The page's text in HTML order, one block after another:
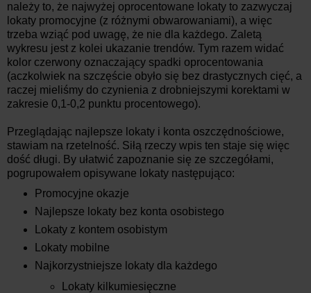
należy to, że najwyżej oprocentowane lokaty to zazwyczaj
lokaty promocyjne (z różnymi obwarowaniami), a więc
trzeba wziąć pod uwagę, że nie dla każdego. Zaletą
wykresu jest z kolei ukazanie trendów. Tym razem widać
kolor czerwony oznaczający spadki oprocentowania
(aczkolwiek na szczęście obyło się bez drastycznych cięć, a
raczej mieliśmy do czynienia z drobniejszymi korektami w
zakresie 0,1-0,2 punktu procentowego).
Przeglądając najlepsze lokaty i konta oszczędnościowe,
stawiam na rzetelność. Siłą rzeczy wpis ten staje się więc
dość długi. By ułatwić zapoznanie się ze szczegółami,
pogrupowałem opisywane lokaty następująco:
Promocyjne okazje
Najlepsze lokaty bez konta osobistego
Lokaty z kontem osobistym
Lokaty mobilne
Najkorzystniejsze lokaty dla każdego
Lokaty kilkumiesięczne